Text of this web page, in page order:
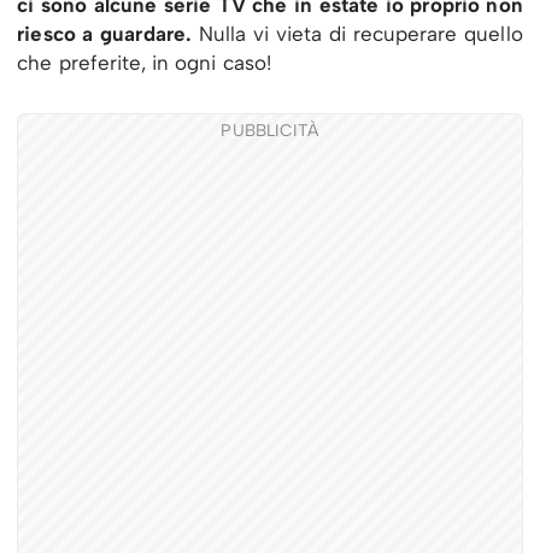
riesco a guardare. Nulla vi vieta di recuperare quello
che preferite, in ogni caso!
PUBBLICITÀ